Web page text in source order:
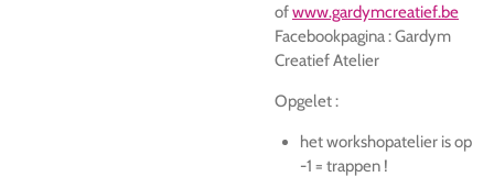
ofwww.gardymcreatief.be
Facebookpagina : Gardym
Creatief Atelier
Opgelet :
het workshopatelier is op
-1 = trappen !